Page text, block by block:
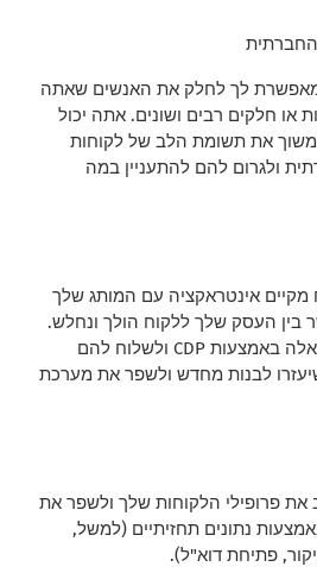
מאפשרת לך לחלק את האנשים שאתה
או חלקים רבים ושונים. אתה יכול
את תשומת הלב של לקוחות
ולגרום להם להתעניין במה
אינטראקציה עם המותג שלך
בין העסק שלך ללקוח הולך ונחלש.
באפשרותך למצוא אנשים אלה באמצעות CDP ולשלוח להם
לבנות מחדש ולשפר את מערכת
את פרופילי הלקוחות שלך ולשפר את
נתונים תחזיתיים (למשל,
פתיחת דוא"ל).